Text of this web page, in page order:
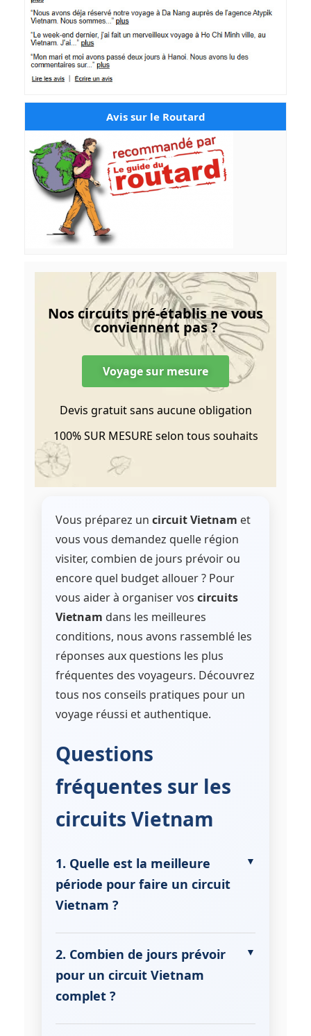
Avis sur le Routard
Nos circuits pré-établis ne vous
conviennent pas ?
Voyage sur mesure
Devis gratuit sans aucune obligation
100% SUR MESURE selon tous souhaits
Vous préparez un circuit Vietnam et
vous vous demandez quelle région
visiter, combien de jours prévoir ou
encore quel budget allouer ? Pour
vous aider à organiser vos circuits
Vietnam dans les meilleures
conditions, nous avons rassemblé les
réponses aux questions les plus
fréquentes des voyageurs. Découvrez
tous nos conseils pratiques pour un
voyage réussi et authentique.
Questions
fréquentes sur les
circuits Vietnam
1. Quelle est la meilleure
période pour faire un circuit
Vietnam ?
La meilleure période pour uncircuit
Vietnams’étend de novembre à
avril, pendant la saison sèche. Le
climat est alors agréable, idéal pour
combiner les régions du nord
2. Combien de jours prévoir
pour un circuit Vietnam
complet ?
Uncircuit Vietnamclassique dure